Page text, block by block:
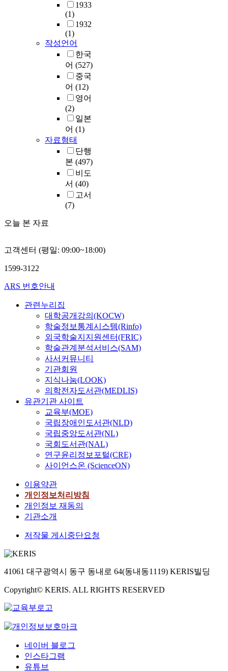
1933
(1)
1932
(1)
작성언어
한국
어 (527)
중국
어 (12)
영어
(2)
일본
어 (1)
자료형태
단행
본 (497)
비도
서 (40)
고서
(7)
오늘 본 자료
고객센터 (평일: 09:00~18:00)
1599-3122
ARS 번호안내
관련누리집
대학공개강의(KOCW)
학술정보통계시스템(Rinfo)
외국학술지지원센터(FRIC)
학술관계분석서비스(SAM)
사서커뮤니티
기관회원
지식나눔(LOOK)
의학전자도서관(MEDLIS)
유관기관 사이트
교육부(MOE)
국립장애인도서관(NLD)
국립중앙도서관(NL)
국회도서관(NAL)
연구윤리정보포털(CRE)
사이언스온 (ScienceON)
이용약관
개인정보처리방침
개인정보 재동의
기관소개
저작물 게시중단요청
41061 대구광역시 동구 동내로 64(동내동1119) KERIS빌딩
Copyright© KERIS. ALL RIGHTS RESERVED
네이버 블로그
인스타그램
유튜브